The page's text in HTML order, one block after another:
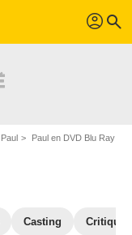
profil search
Paul Paul en DVD Blu Ray
Casting